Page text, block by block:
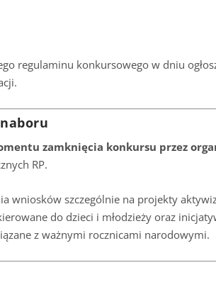
regulaminu konkursowego w dniu
zamknięcia konkursu przez
RP.
wniosków szczególnie na projekty
do dzieci i młodzieży oraz
z ważnymi rocznicami narodowymi.